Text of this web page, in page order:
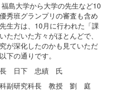
島大学から大学の先生など10
秀班グランプリの審査も含め
生方は、10月に行われた「課
ただいた方々がほとんどで、
が深化したのかも見ていただ
下の通りです。
室長 日下 忠績 氏
科副研究科長 教授 劉 庭